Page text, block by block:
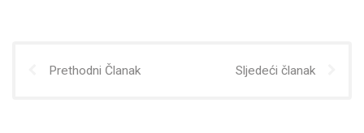
Prethodni Članak Sljedeći članak